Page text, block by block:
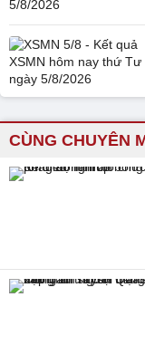
CÙNG CHUYÊN